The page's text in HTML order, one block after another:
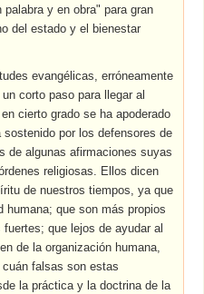
y en obra" para gran
del estado y el bienestar
evangélicas, erróneamente
corto paso para llegar al
cierto grado se ha apoderado
por los defensores de
de algunas afirmaciones suyas
religiosas. Ellos dicen
de nuestros tiempos, ya que
que son más propios
que lejos de ayudar al
de la organización humana,
falsas son estas
la práctica y la doctrina de la